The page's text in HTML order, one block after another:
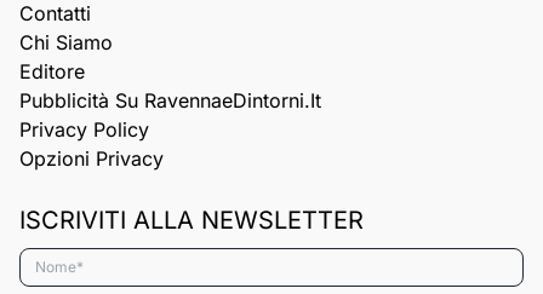
Contatti
Chi Siamo
Editore
Pubblicità Su RavennaeDintorni.it
Privacy Policy
Opzioni Privacy
ISCRIVITI ALLA NEWSLETTER
Nome*